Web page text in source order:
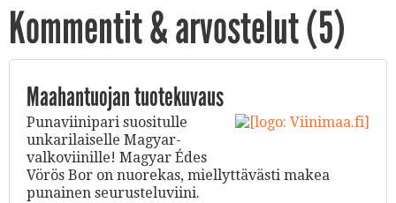
Kommentit & arvostelut (5)
Maahantuojan tuotekuvaus
Punaviinipari suositulle
unkarilaiselle Magyar-
valkoviinille! Magyar Édes
Vörös Bor on nuorekas, miellyttävästi makea
punainen seurusteluviini.